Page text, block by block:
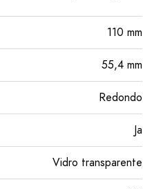
110 mm
55,4 mm
Redondo
Ja
Vidro transparente